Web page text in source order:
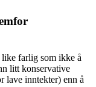
farlig som ikke å
litt konservative
lave inntekter) enn å